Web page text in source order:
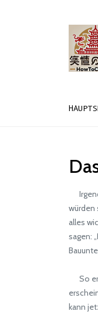
würden
alles
sagen:
So
kann